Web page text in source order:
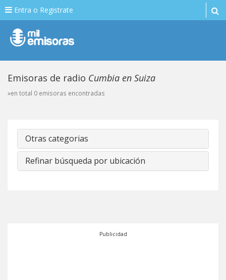
Entra o Registrate
Emisoras de radio Cumbia en Suiza
»en total 0 emisoras encontradas
Otras categorias
Refinar búsqueda por ubicación
Publicidad